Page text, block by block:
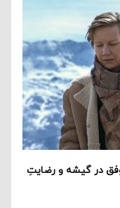
در گیشه و رضایتِ